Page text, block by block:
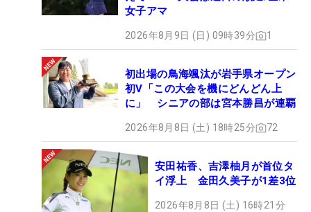
女子アマ
2026年8月9日 (日) 09時39分 1
初出場の鳥海颯汰が岩手県オープン
初V「この大会を機にどんどん上
に」 シニアの部は宮本勝昌が連覇
2026年8月8日 (土) 18時25分 72
安田祐香、吉澤柚月が首位タ
イ浮上 金田久美子が1差3位
2026年8月8日 (土) 16時21分